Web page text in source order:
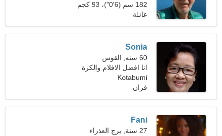
45-52
182 سم (6'0")، 93 كجم
(205 رطلا)
عائلة
Sonia
60 سنه, القوس
انا افضل الافلام والكرة
الطائرة
Kotabumi
قران
Fani
27 سنة, برج العذراء